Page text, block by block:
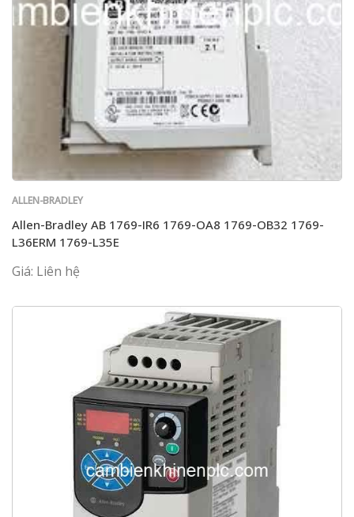
ALLEN-BRADLEY
Allen-Bradley AB 1769-IR6 1769-OA8 1769-OB32 1769-
L36ERM 1769-L35E
Giá: Liên hệ